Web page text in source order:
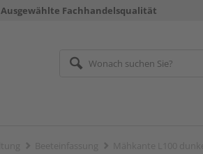
Ausgewählte Fachhandelsqualität